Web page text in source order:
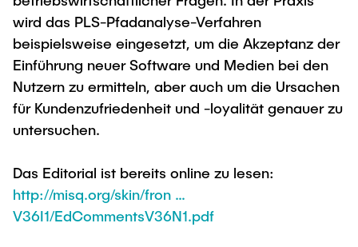
wird das PLS-Pfadanalyse-Verfahren
beispielsweise eingesetzt, um die Akzeptanz der
Einführung neuer Software und Medien bei den
Nutzern zu ermitteln, aber auch um die Ursachen
für Kundenzufriedenheit und -loyalität genauer zu
untersuchen.
Das Editorial ist bereits online zu lesen:
http://misq.org/skin/fron …
V36I1/EdCommentsV36N1.pdf